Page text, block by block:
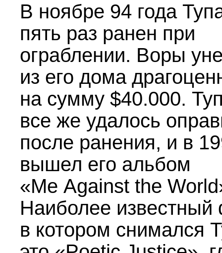
В ноябре 94 года
пять раз ранен при
ограблении. Воры
из его дома
на сумму $40.000.
все же удалось
после ранения, и в
вышел его альбом
«Me Against the
Наиболее
в котором снимался